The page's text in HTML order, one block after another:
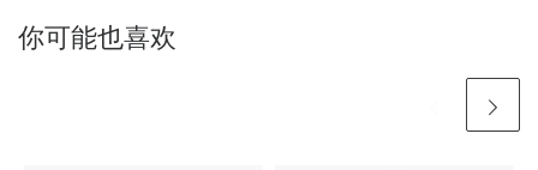
你可能也喜欢